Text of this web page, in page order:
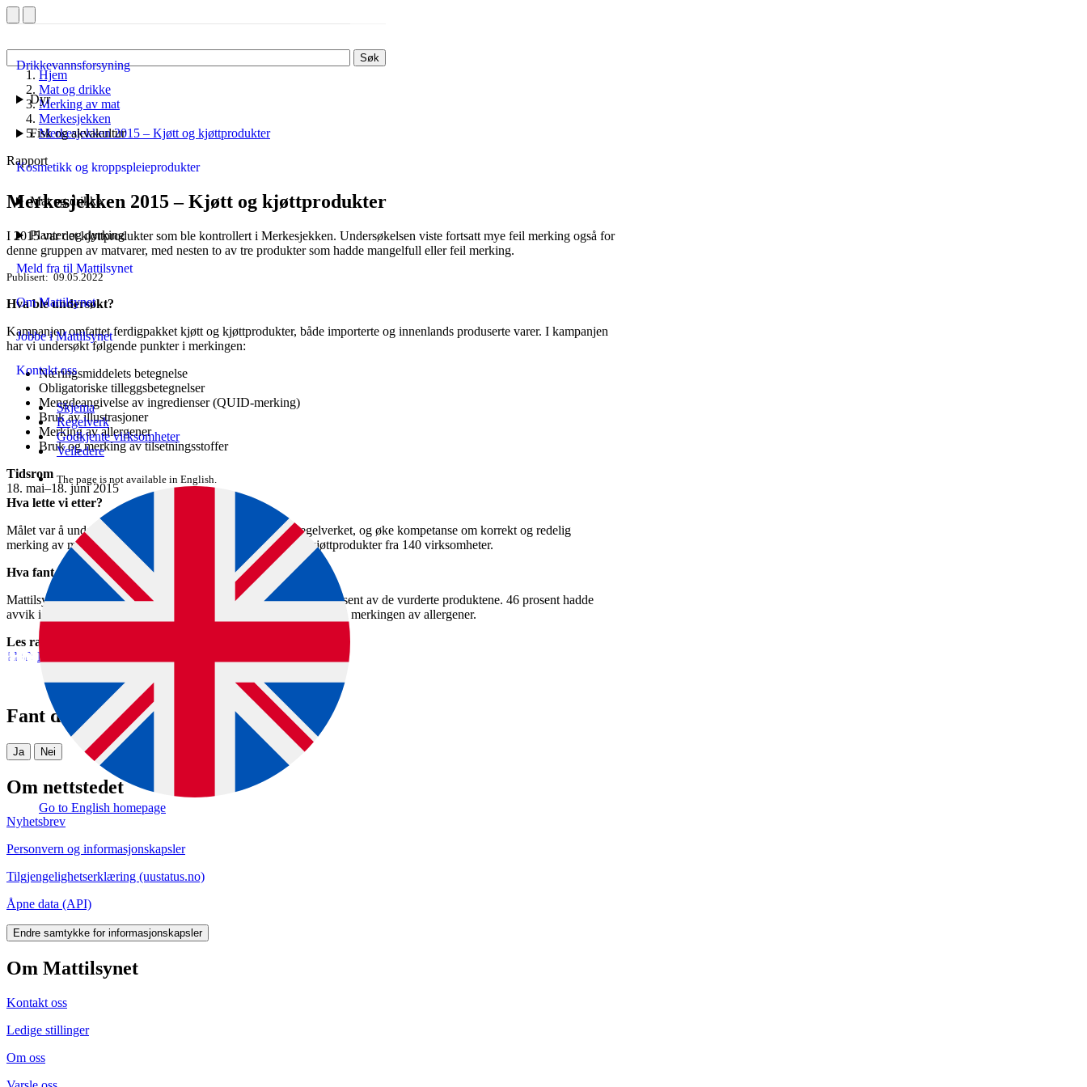
Søk
Drikkevannsforsyning
Dyr
Fisk og akvakultur
Kosmetikk og kroppspleieprodukter
Mat og drikke
Planter og dyrking
Meld fra til Mattilsynet
Om Mattilsynet
Jobbe i Mattilsynet
Kontakt oss
Skjema
Regelverk
Godkjente virksomheter
Veiledere
The page is not available in English.
Go to English homepage
Hjem
Mat og drikke
Merking av mat
Merkesjekken
Merkesjekken 2015 – Kjøtt og kjøttprodukter
Rapport
Merkesjekken 2015 – Kjøtt og kjøttprodukter
I 2015 var det kjøttprodukter som ble kontrollert i Merkesjekken. Undersøkelsen viste fortsatt mye feil merking også for
denne gruppen av matvarer, med nesten to av tre produkter som hadde mangelfull eller feil merking.
Publisert 09.05.2022
Hva ble undersøkt?
Kampanjen omfattet ferdigpakket kjøtt og kjøttprodukter, både importerte og innenlands produserte varer. I kampanjen
har vi undersøkt følgende punkter i merkingen:
Næringsmiddelets betegnelse
Obligatoriske tilleggsbetegnelser
Mengdeangivelse av ingredienser (QUID-merking)
Bruk av illustrasjoner
Merking av allergener
Bruk og merking av tilsetningsstoffer
Tidsrom
18. mai–18. juni 2015
Hva lette vi etter?
Målet var å undersøke hvordan virksomhetene etterlever regelverket, og øke kompetanse om korrekt og redelig
merking av matvarer. Mattilsynets inspektører vurderte 259 kjøttprodukter fra 140 virksomheter.
Hva fant vi?
Mattilsynet fant avvik i mengdeangivelser av ingredienser i 40 prosent av de vurderte produktene. 46 prosent hadde
avvik i merkingen av tilsetningsstoffer, og 54 prosent hadde avvik i merkingen av allergener.
Les rapporten
Merkesjekken 2015_ Kjøtt og kjøttprodukter
Fant du det du lette etter?
Ja Nei
Om nettstedet
Nyhetsbrev
Personvern og informasjonskapsler
Tilgjengelighetserklæring (uustatus.no)
Åpne data (API)
Endre samtykke for informasjonskapsler
Om Mattilsynet
Kontakt oss
Ledige stillinger
Om oss